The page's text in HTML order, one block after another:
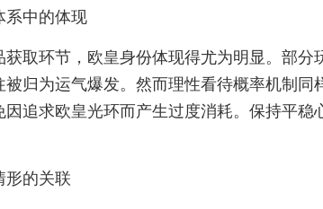
系中的体现
取环节，欧皇身份体现得尤为明显。部分
归为运气爆发。然而理性看待概率机制同
追求欧皇光环而产生过度消耗。保持平稳
形的关联